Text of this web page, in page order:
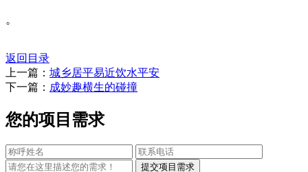
。
返回目录
上一篇： 城乡居平易近饮水平安
下一篇： 成妙趣横生的碰撞
您的项目需求